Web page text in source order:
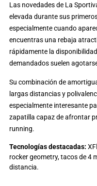
Las novedades de La
elevada durante sus
especialmente cuando
encuentras una rebaja
rápidamente la
demandados suelen
Su combinación de
largas distancias y
especialmente interesante
zapatilla capaz de afrontar
running.
Tecnologías destacadas:
rocker geometry, tacos de 4
distancia.